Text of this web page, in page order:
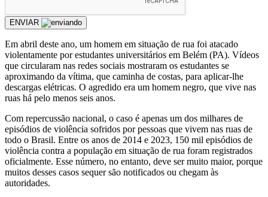
ENVIAR
Em abril deste ano, um homem em situação de rua foi atacado
violentamente por estudantes universitários em Belém (PA). Vídeos
que circularam nas redes sociais mostraram os estudantes se
aproximando da vítima, que caminha de costas, para aplicar-lhe
descargas elétricas. O agredido era um homem negro, que vive nas
ruas há pelo menos seis anos.
Com repercussão nacional, o caso é apenas um dos milhares de
episódios de violência sofridos por pessoas que vivem nas ruas de
todo o Brasil. Entre os anos de 2014 e 2023, 150 mil episódios de
violência contra a população em situação de rua foram registrados
oficialmente. Esse número, no entanto, deve ser muito maior, porque
muitos desses casos sequer são notificados ou chegam às
autoridades.